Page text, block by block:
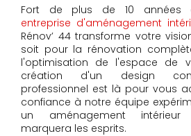
Fort de plus de 10 années
entreprise d'aménagement
Rénov’ 44 transforme votre
soit pour la rénovation
l'optimisation de l'espace de
création d'un design
professionnel est là pour vous
confiance à notre équipe
un aménagement intérieur
marquera les esprits.